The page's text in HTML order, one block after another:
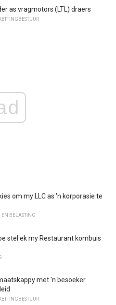
as vragmotors (LTL) draers
om my LLC as 'n korporasie te
EN BELASTING
stel ek my Restaurant kombuis
met 'n besoeker